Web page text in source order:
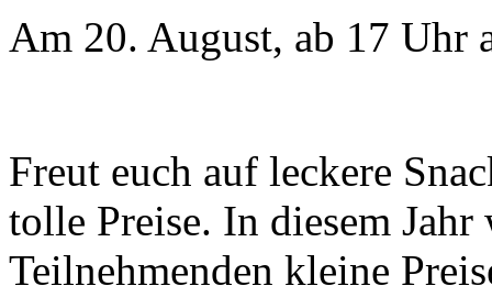
Am 20. August, ab 17 Uhr
Freut euch auf leckere
tolle Preise. In diesem
Teilnehmenden kleine